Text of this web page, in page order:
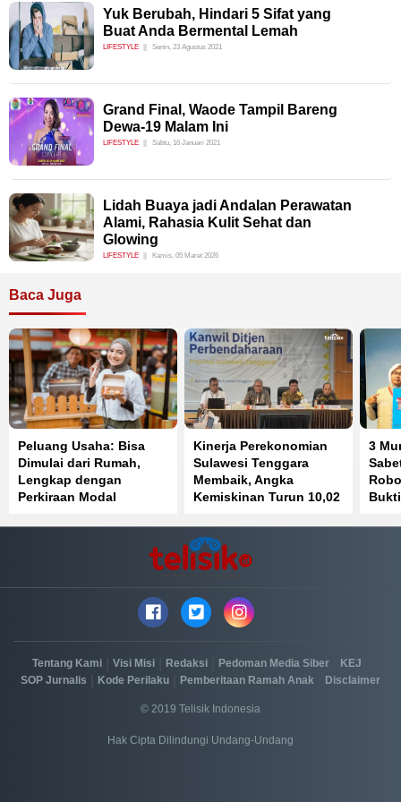
Yuk Berubah, Hindari 5 Sifat yang
Buat Anda Bermental Lemah
LIFESTYLE Senin, 23 Agustus 2021
Grand Final, Waode Tampil Bareng
Dewa-19 Malam Ini
LIFESTYLE Sabtu, 16 Januari 2021
Lidah Buaya jadi Andalan Perawatan
Alami, Rahasia Kulit Sehat dan
Glowing
LIFESTYLE Kamis, 05 Maret 2026
Baca Juga
Peluang Usaha: Bisa
Dimulai dari Rumah,
Lengkap dengan
Perkiraan Modal
Kinerja Perekonomian
Sulawesi Tenggara
Membaik, Angka
Kemiskinan Turun 10,02
3
Tentang Kami Visi Misi Redaksi Pedoman Media Siber KEJ
SOP Jurnalis Kode Perilaku Pemberitaan Ramah Anak Disclaimer
© 2019 Telisik Indonesia
Hak Cipta Dilindungi Undang-Undang